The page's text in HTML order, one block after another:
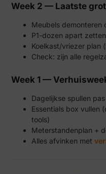
Week 2 — Laatste
Meubels demonteren
P1-dozen apart
Koelkast/vriezer plan
Check: zijn alle
Week 1 —
Dagelijkse spullen
Essentials box vullen
tools)
Meterstandenplan +
Alles afvinken met